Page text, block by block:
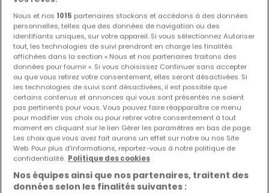
Nous et nos 1015 partenaires stockons et accédons à des données
personnelles, telles que des données de navigation ou des
identifiants uniques, sur votre appareil. Si vous sélectionnez Autoriser
tout, les technologies de suivi prendront en charge les finalités
affichées dans la section « Nous et nos partenaires traitons des
données pour fournir ». Si vous choisissez Continuer sans accepter
ou que vous retirez votre consentement, elles seront désactivées. Si
les technologies de suivi sont désactivées, il est possible que
certains contenus et annonces qui vous sont présentés ne soient
pas pertinents pour vous. Vous pouvez faire réapparaître ce menu
pour modifier vos choix ou pour retirer votre consentement à tout
moment en cliquant sur le lien Gérer les paramètres en bas de page.
Les choix que vous avez fait aurons un effet sur notre ou nos Site
Web. Pour plus d’informations, reportez-vous à notre politique de
confidentialité. Politique des cookies
Nos équipes ainsi que nos partenaires, traitent des
données selon les finalités suivantes :